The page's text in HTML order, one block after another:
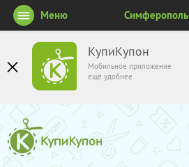
КупиКупон
Мобильное приложение
ещё удобнее
Меню Симферополь